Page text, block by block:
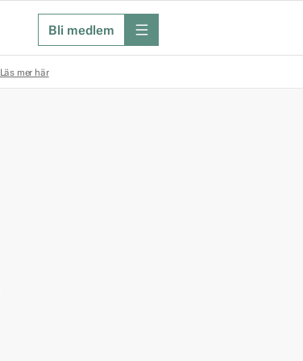
Bli medlem meny
Läs mer här